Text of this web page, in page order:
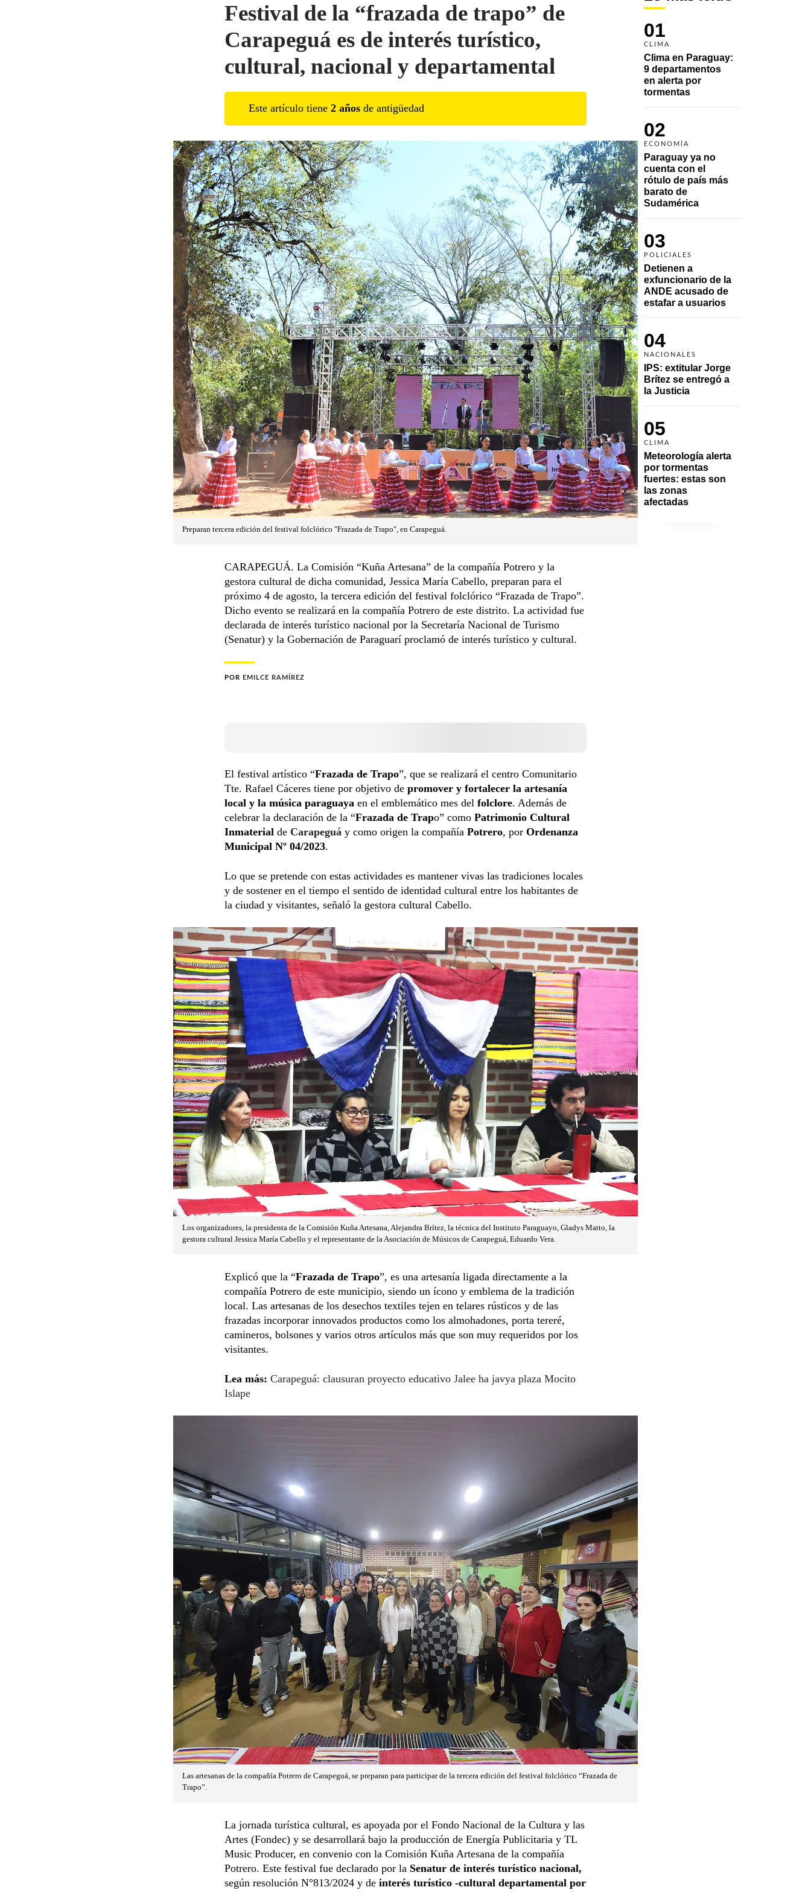
01
CLIMA
Clima en Paraguay:
9 departamentos
en alerta por
tormentas
02
ECONOMÍA
Paraguay ya no
cuenta con el
rótulo de país más
barato de
Sudamérica
03
POLICIALES
Detienen a
exfuncionario de la
ANDE acusado de
estafar a usuarios
04
NACIONALES
IPS: extitular Jorge
Brítez se entregó a
la Justicia
05
CLIMA
Meteorología alerta
por tormentas
fuertes: estas son
las zonas
afectadas
Festival de la “frazada de trapo” de
Carapeguá es de interés turístico,
cultural, nacional y departamental
Este artículo tiene 2 años de antigüedad
Preparan tercera edición del festival folclórico "Frazada de Trapo", en Carapeguá.
CARAPEGUÁ. La Comisión “Kuña Artesana” de la compañía Potrero y la
gestora cultural de dicha comunidad, Jessica María Cabello, preparan para el
próximo 4 de agosto, la tercera edición del festival folclórico “Frazada de Trapo”.
Dicho evento se realizará en la compañía Potrero de este distrito. La actividad fue
declarada de interés turístico nacional por la Secretaría Nacional de Turismo
(Senatur) y la Gobernación de Paraguarí proclamó de interés turístico y cultural.
POR EMILCE RAMÍREZ
El festival artístico “Frazada de Trapo”, que se realizará el centro Comunitario
Tte. Rafael Cáceres tiene por objetivo de promover y fortalecer la artesanía
local y la música paraguaya en el emblemático mes del folclore. Además de
celebrar la declaración de la “Frazada de Trapo” como Patrimonio Cultural
Inmaterial de Carapeguá y como origen la compañía Potrero, por Ordenanza
Municipal Nº 04/2023.
Lo que se pretende con estas actividades es mantener vivas las tradiciones locales
y de sostener en el tiempo el sentido de identidad cultural entre los habitantes de
la ciudad y visitantes, señaló la gestora cultural Cabello.
Los organizadores, la presidenta de la Comisión Kuña Artesana, Alejandra Brítez, la técnica del Instituto Paraguayo, Gladys Matto, la
gestora cultural Jessica María Cabello y el representante de la Asociación de Músicos de Carapeguá, Eduardo Vera.
Explicó que la “Frazada de Trapo”, es una artesanía ligada directamente a la
compañía Potrero de este municipio, siendo un ícono y emblema de la tradición
local. Las artesanas de los desechos textiles tejen en telares rústicos y de las
frazadas incorporar innovados productos como los almohadones, porta tereré,
camineros, bolsones y varios otros artículos más que son muy requeridos por los
visitantes.
Lea más: Carapeguá: clausuran proyecto educativo Jalee ha javya plaza Mocito
Islape
Las artesanas de la compañía Potrero de Carapeguá, se preparan para participar de la tercera edición del festival folclórico “Frazada de
Trapo”.
La jornada turística cultural, es apoyada por el Fondo Nacional de la Cultura y las
Artes (Fondec) y se desarrollará bajo la producción de Energía Publicitaria y TL
Music Producer, en convenio con la Comisión Kuña Artesana de la compañía
Potrero. Este festival fue declarado por la Senatur de interés turístico nacional,
según resolución N°813/2024 y de interés turístico -cultural departamental por